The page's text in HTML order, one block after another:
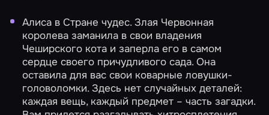
Алиса в Стране чудес. Злая Червонная
королева заманила в свои владения
Чеширского кота и заперла его в самом
сердце своего причудливого сада. Она
оставила для вас свои коварные ловушки-
головоломки. Здесь нет случайных деталей:
каждая вещь, каждый предмет – часть загадки.